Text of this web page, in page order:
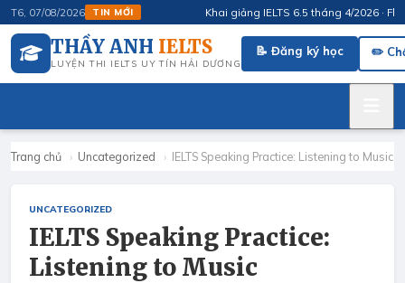
T6, 07/08/2026 TIN MỚI Khai giảng IELTS 6.5 tháng 4/2026 ·
THẦY ANH IELTS
LUYỆN THI IELTS UY TÍN HẢI DƯƠNG
📝 Đăng ký học ✏️
Trang chủ › Uncategorized › IELTS Speaking Practice: Listening to Music
UNCATEGORIZED
IELTS Speaking Practice:
Listening to Music